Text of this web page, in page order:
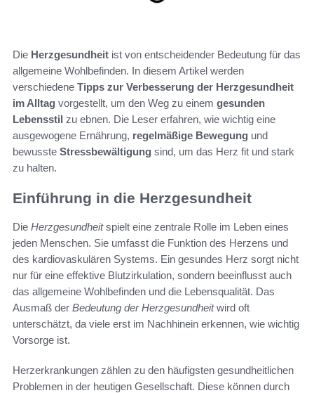
Die Herzgesundheit ist von entscheidender Bedeutung für das
allgemeine Wohlbefinden. In diesem Artikel werden
verschiedene Tipps zur Verbesserung der Herzgesundheit
im Alltag vorgestellt, um den Weg zu einem gesunden
Lebensstil zu ebnen. Die Leser erfahren, wie wichtig eine
ausgewogene Ernährung, regelmäßige Bewegung und
bewusste Stressbewältigung sind, um das Herz fit und stark
zu halten.
Einführung in die Herzgesundheit
Die Herzgesundheitspielt eine zentrale Rolle im Leben eines
jeden Menschen. Sie umfasst die Funktion des Herzens und
des kardiovaskulären Systems. Ein gesundes Herz sorgt nicht
nur für eine effektive Blutzirkulation, sondern beeinflusst auch
das allgemeine Wohlbefinden und die Lebensqualität. Das
Ausmaß der Bedeutung der Herzgesundheitwird oft
unterschätzt, da viele erst im Nachhinein erkennen, wie wichtig
Vorsorge ist.
Herzerkrankungen zählen zu den häufigsten gesundheitlichen
Problemen in der heutigen Gesellschaft. Diese können durch